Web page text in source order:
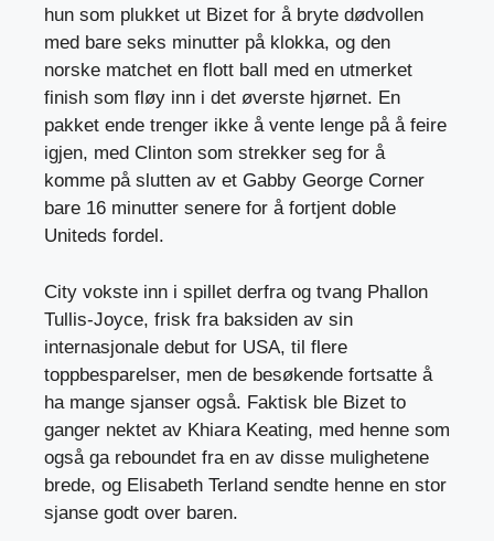
hun som plukket ut Bizet for å bryte dødvollen
med bare seks minutter på klokka, og den
norske matchet en flott ball med en utmerket
finish som fløy inn i det øverste hjørnet. En
pakket ende trenger ikke å vente lenge på å feire
igjen, med Clinton som strekker seg for å
komme på slutten av et Gabby George Corner
bare 16 minutter senere for å fortjent doble
Uniteds fordel.
City vokste inn i spillet derfra og tvang Phallon
Tullis-Joyce, frisk fra baksiden av sin
internasjonale debut for USA, til flere
toppbesparelser, men de besøkende fortsatte å
ha mange sjanser også. Faktisk ble Bizet to
ganger nektet av Khiara Keating, med henne som
også ga reboundet fra en av disse mulighetene
brede, og Elisabeth Terland sendte henne en stor
sjanse godt over baren.